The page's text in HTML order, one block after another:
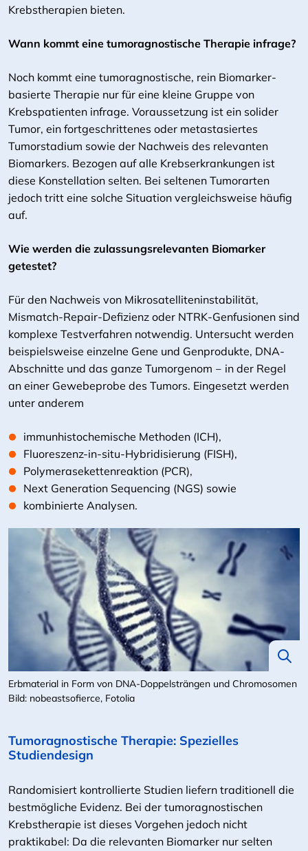
Erbmaterial in Form von DNA-Doppelsträngen und Chromosomen
Bild: nobeastsofierce, Fotolia
Krebstherapien bieten.
Wann kommt eine tumoragnostische Therapie infrage?
Noch kommt eine tumoragnostische, rein Biomarker-
basierte Therapie nur für eine kleine Gruppe von
Krebspatienten infrage. Voraussetzung ist ein solider
Tumor, ein fortgeschrittenes oder metastasiertes
Tumorstadium sowie der Nachweis des relevanten
Biomarkers. Bezogen auf alle Krebserkrankungen ist
diese Konstellation selten. Bei seltenen Tumorarten
jedoch tritt eine solche Situation vergleichsweise häufig
auf.
Wie werden die zulassungsrelevanten Biomarker
getestet?
Für den Nachweis von Mikrosatelliteninstabilität,
Mismatch-Repair-Defizienz oder NTRK-Genfusionen sind
komplexe Testverfahren notwendig. Untersucht werden
beispielsweise einzelne Gene und Genprodukte, DNA-
Abschnitte und das ganze Tumorgenom ‒ in der Regel
an einer Gewebeprobe des Tumors. Eingesetzt werden
unter anderem
immunhistochemische Methoden (ICH),
Fluoreszenz-in-situ-Hybridisierung (FISH),
Polymerasekettenreaktion (PCR),
Next Generation Sequencing (NGS) sowie
kombinierte Analysen.
Tumoragnostische Therapie: Spezielles
Studiendesign
Randomisiert kontrollierte Studien liefern traditionell die
bestmögliche Evidenz. Bei der tumoragnostischen
Krebstherapie ist dieses Vorgehen jedoch nicht
praktikabel: Da die relevanten Biomarker nur selten